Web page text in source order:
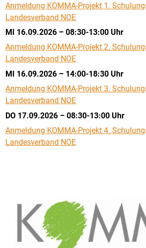
Anmeldung KOMMA-Projekt 1.
Landesverband NOE
MI 16.09.2026 – 08:30-13:00 Uhr
Anmeldung KOMMA-Projekt 2.
Landesverband NOE
MI 16.09.2026 – 14:00-18:30 Uhr
Anmeldung KOMMA-Projekt 3.
Landesverband NOE
DO 17.09.2026 – 08:30-13:00 Uhr
Anmeldung KOMMA-Projekt 4.
Landesverband NOE